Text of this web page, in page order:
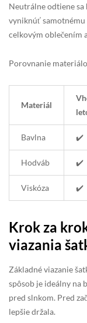
Neutrálne odtiene
vyniknúť samotnému
celkovým oblečením
Porovnanie
Materiál
Bavlna ✔️
Hodváb ✔️
Viskóza ✔️
Krok za
viazania
Základné viazanie
spôsob je ideálny na
pred slnkom. Pred
lepšie držala.